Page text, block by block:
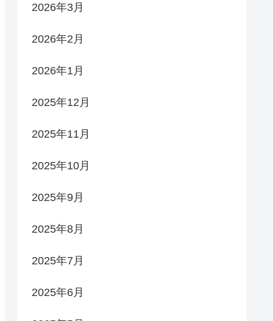
2026年3月
2026年2月
2026年1月
2025年12月
2025年11月
2025年10月
2025年9月
2025年8月
2025年7月
2025年6月